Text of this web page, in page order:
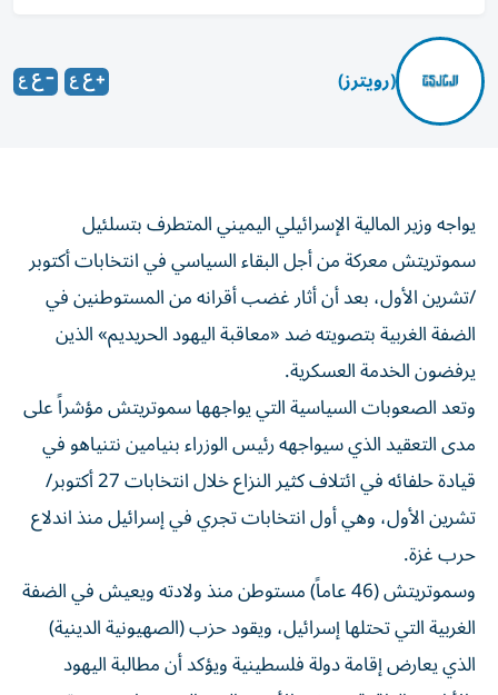
(رويترز)
يواجه وزير المالية الإسرائيلي اليميني المتطرف بتسلئيل
سموتريتش معركة من أجل البقاء السياسي ‌في انتخابات أكتوبر
/تشرين الأول، بعد أن أثار غضب أقرانه من المستوطنين في
الضفة الغربية بتصويته ضد «معاقبة اليهود الحريديم» الذين
يرفضون الخدمة العسكرية.
وتعد الصعوبات ​السياسية التي يواجهها سموتريتش مؤشراً ⁠على
مدى التعقيد الذي سيواجهه رئيس الوزراء بنيامين نتنياهو في
قيادة حلفائه في ائتلاف كثير النزاع خلال انتخابات 27 أكتوبر/
تشرين الأول، ‌وهي أول انتخابات تجري في إسرائيل منذ اندلاع
‌حرب غزة.
وسموتريتش (46 عاماً) مستوطن منذ ولادته ويعيش في الضفة
الغربية التي تحتلها إسرائيل، ويقود حزب (الصهيونية الدينية)
الذي يعارض إقامة دولة فلسطينية ويؤكد أن مطالبة اليهود